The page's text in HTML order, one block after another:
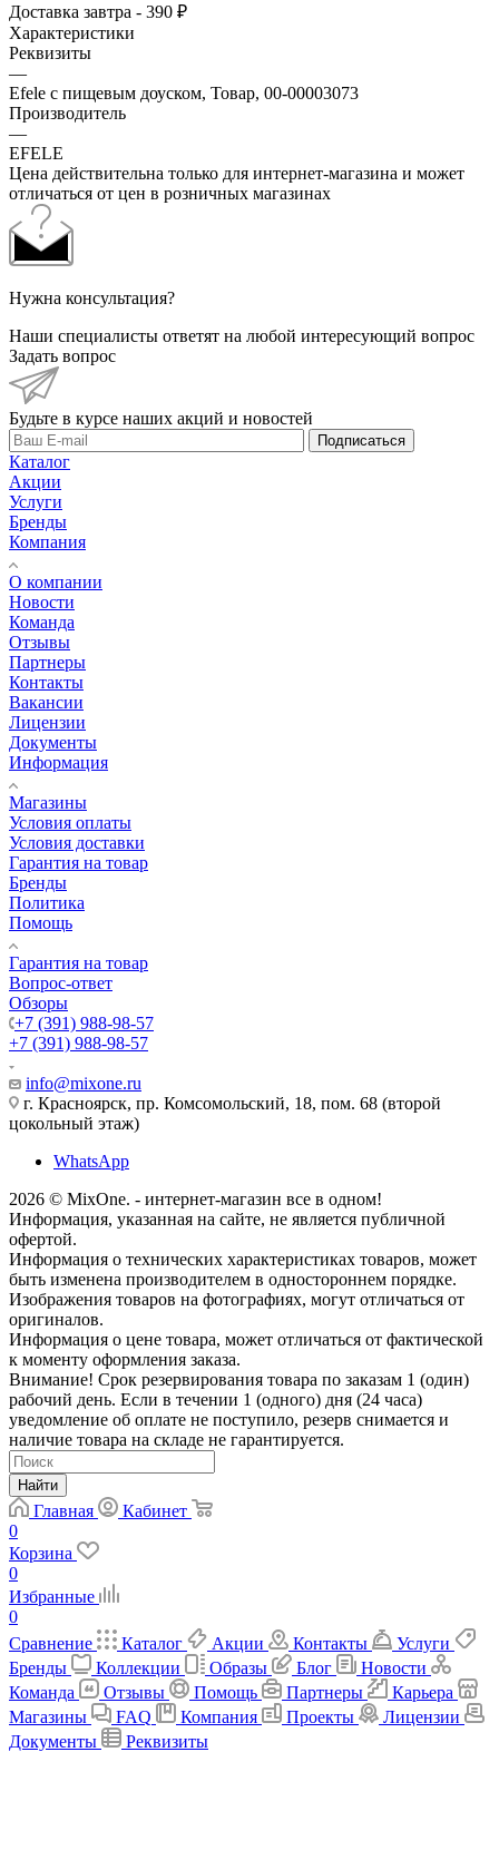
Доставка завтра - 390 ₽
Характеристики
Реквизиты
—
Efele с пищевым доуском, Товар, 00-00003073
Производитель
—
EFELE
Цена действительна только для интернет-магазина и может
отличаться от цен в розничных магазинах
Нужна консультация?
Наши специалисты ответят на любой интересующий вопрос
Задать вопрос
Будьте в курсе наших акций и новостей
Подписаться
Каталог
Акции
Услуги
Бренды
Компания
О компании
Новости
Команда
Отзывы
Партнеры
Контакты
Вакансии
Лицензии
Документы
Информация
Магазины
Условия оплаты
Условия доставки
Гарантия на товар
Бренды
Политика
Помощь
Гарантия на товар
Вопрос-ответ
Обзоры
+7 (391) 988-98-57
+7 (391) 988-98-57
info@mixone.ru
г. Красноярск, пр. Комсомольский, 18, пом. 68 (второй
цокольный этаж)
WhatsApp
2026 © MixOne. - интернет-магазин все в одном!
Информация, указанная на сайте, не является публичной
офертой.
Информация о технических характеристиках товаров, может
быть изменена производителем в одностороннем порядке.
Изображения товаров на фотографиях, могут отличаться от
оригиналов.
Информация о цене товара, может отличаться от фактической
к моменту оформления заказа.
Внимание! Срок резервирования товара по заказам 1 (один)
рабочий день. Если в течении 1 (одного) дня (24 часа)
уведомление об оплате не поступило, резерв снимается и
наличие товара на складе не гарантируется.
Найти
Главная
Кабинет
0
Корзина
0
Избранные
0
Сравнение
Каталог Акции Контакты
Услуги
Бренды
Коллекции Образы Блог
Новости
Команда
Отзывы Помощь Партнеры
Карьера
Магазины
FAQ Компания Проекты
Лицензии
Документы
Реквизиты